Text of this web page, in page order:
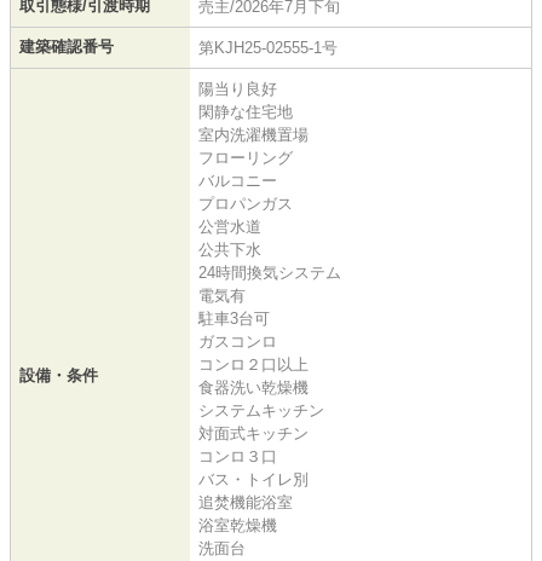
取引態様/引渡時期 売主/2026年7月下旬
建築確認番号 第KJH25-02555-1号
設備・条件
陽当り良好
閑静な住宅地
室内洗濯機置場
フローリング
バルコニー
プロパンガス
公営水道
公共下水
24時間換気システム
電気有
駐車3台可
ガスコンロ
コンロ２口以上
食器洗い乾燥機
システムキッチン
対面式キッチン
コンロ３口
バス・トイレ別
追焚機能浴室
浴室乾燥機
洗面台